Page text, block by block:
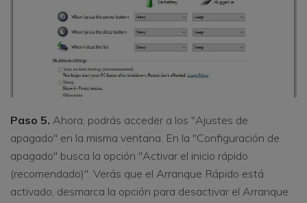
Paso 5. Ahora, podrás acceder a los "Ajustes de
apagado" en la misma ventana. En la "Configuración de
apagado" busca la opción "Activar el inicio rápido
(recomendado)". Verás que el Arranque Rápido está
activado, desmarca la opción para desactivar el Arranque